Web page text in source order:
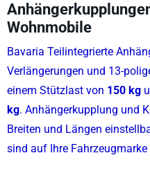
Wohnmobile
Bavaria Teilintegrierte
Verlängerungen und 13-
einem Stützlast von 150 kg
kg. Anhängerkupplung und
Breiten und Längen
sind auf Ihre